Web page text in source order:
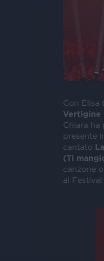
Con Elisa
Vertigine
Chiara ha
presente
cantato
(Ti
canzone
al Festival